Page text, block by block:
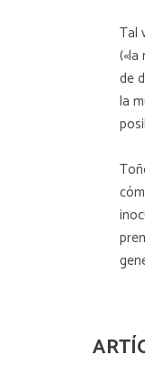
Tal
de
la